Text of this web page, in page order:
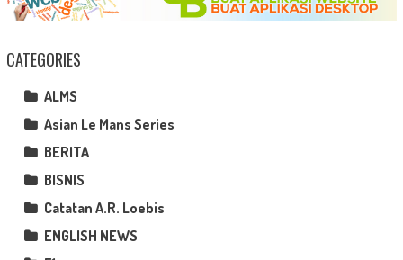
CATEGORIES
ALMS
Asian Le Mans Series
BERITA
BISNIS
Catatan A.R. Loebis
ENGLISH NEWS